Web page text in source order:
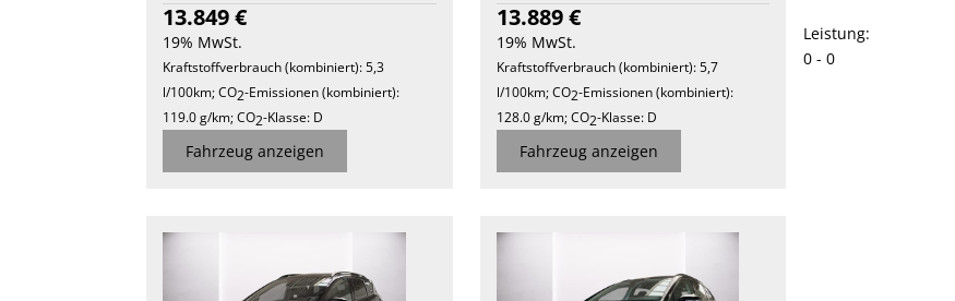
13.849 €
19% MwSt.
Kraftstoffverbrauch (kombiniert): 5,3
l/100km;CO2-Emissionen (kombiniert):
119.0 g/km;CO2-Klasse: D
Fahrzeug anzeigen
13.889 €
19% MwSt.
Kraftstoffverbrauch (kombiniert): 5,7
l/100km;CO2-Emissionen (kombiniert):
128.0 g/km;CO2-Klasse: D
Fahrzeug anzeigen
Leistung:
0
0